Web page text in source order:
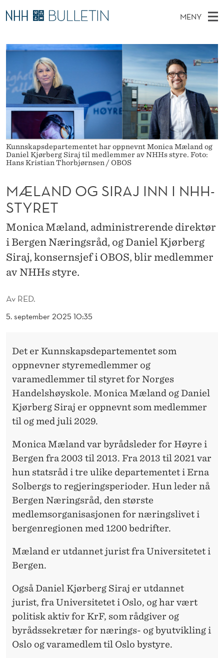
M
Æ
L
N
D
G
S
R
A
N
N
MENY
O
E
D
M
E
N
Y
Ø
K
E
T
T
S
E
Stipendiater og nye forskerprofiler
Disputaser
Ekspertutvalg
Om Bulletin
Kunnskapsdepartementet har oppnevnt Monica Mæland og
Daniel Kjørberg Siraj til medlemmer av NHHs styre. Foto:
Hans Kristian Thorbjørnsen / OBOS
Av RED.
5. september 2025 10:35
MÆLAND OG SIRAJ INN I NHH-
STYRET
Monica Mæland, administrerende direktør
i Bergen Næringsråd, og Daniel Kjørberg
Siraj, konsernsjef i OBOS, blir medlemmer
av NHHs styre.
Det er Kunnskapsdepartementet som
oppnevner styremedlemmer og
varamedlemmer til styret for Norges
Handelshøyskole. Monica Mæland og Daniel
Kjørberg Siraj er oppnevnt som medlemmer
til og med juli 2029.
Monica Mæland var byrådsleder for Høyre i
Bergen fra 2003 til 2013. Fra 2013 til 2021 var
hun statsråd i tre ulike departementet i Erna
Solbergs to regjeringsperioder. Hun leder nå
Bergen Næringsråd, den største
medlemsorganisasjonen for næringslivet i
bergenregionen med 1200 bedrifter.
Mæland er utdannet juristfraUniversitetet i
Bergen.
OgsåDaniel Kjørberg Siraj er utdannet
jurist, fraUniversitetet i Oslo, oghar vært
politisk aktivfor KrF, som rådgiver og
byrådssekretær for nærings- ogbyutvikling i
Oslo ogvaramedlem til Oslo bystyre.